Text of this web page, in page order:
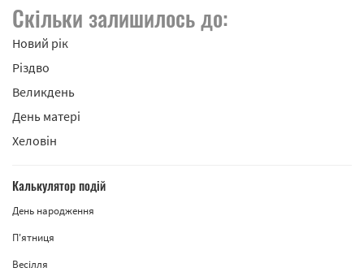
Скільки залишилось до:
Новий рік
Різдво
Великдень
День матері
Хеловін
Калькулятор подій
День народження
П'ятниця
Весілля